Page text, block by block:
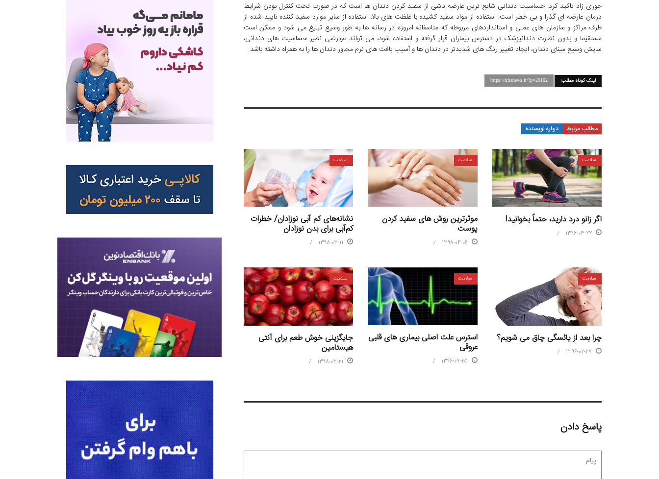
حوری زاد تاکید کرد: حساسیت دندانی شایع ترین عارضه ناشی از سفید کردن دندان ها است که در صورت تحت کنترل بودن شرایط
درمان عارضه ای گذرا و بی خطر است. استفاده از مواد سفید کشیده با غلظت های بالا، استفاده از سایر موارد سفید کننده تایید شده از
طرف مراکز و سازمان های عملی و استانداردهای مربوطه که متاسفانه امروزه در رسانه ها به طور وسیع تبلیغ می شود و ممکن است
مستقیما و بدون نظارت دندانپزشک در دسترس بیماران قرار گرفته و استفاده شود، می تواند عوارضی نظیر حساسیت های دندانی،
سایش وسیع مینای دندان، ایجاد تغییر رنگ های شدیدتر در دندان ها و آسیب بافت های نرم مجاور دندان ها را به همراه داشته باشد.
لینک کوتاه مطلب: https://tritanews.ir/?p=20102
مطالب مرتبط درباره نویسنده
سلامت
اگر زانو درد دارید، حتماً بخوانید!
1396-03-22
سلامت
موثرترین روش های سفید کردن
پوست
1398-04-06
سلامت
نشانه‌های کم آبی نوزادان/ خطرات
کم‌آبی برای بدن نوزادان
1398-03-11
سلامت
چرا بعد از یائسگی چاق می شویم؟
1396-02-27
سلامت
استرس علت اصلی بیماری های قلبی
عروقی
1396-07-25
سلامت
جایگزینی خوش طعم برای آنتی
هیستامین
1398-03-21
پاسخ دادن